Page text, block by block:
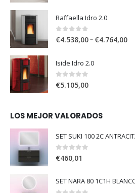
Raffaella Idro 2.0
0 out of 5
€4.538,00– €4.764,00
Iside Idro 2.0
0out of 5
€5.105,00
LOS MEJOR VALORADOS
SET SUKI 100 2C
0 out of 5
€460,01
SET NARA 80 1C1H